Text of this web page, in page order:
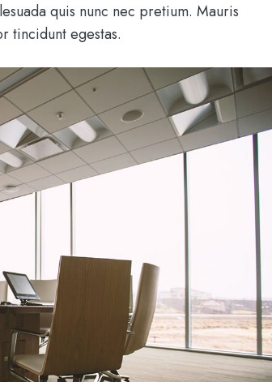
quis nunc nec pretium. Mauris
tincidunt egestas.